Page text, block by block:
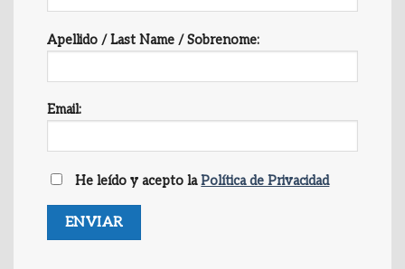
Apellido / Last Name / Sobrenome:
Email:
He leído y acepto laPolítica de Privacidad